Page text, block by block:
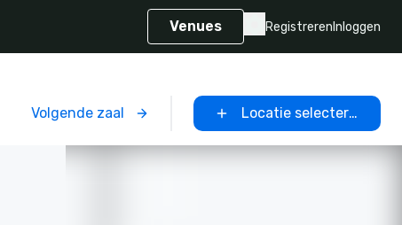
Venues Registreren Inloggen
Volgende zaal Locatie selecteren